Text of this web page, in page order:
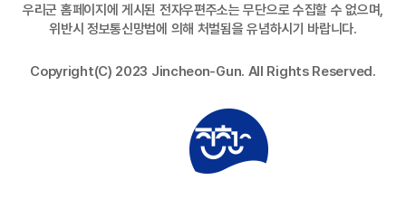
우리군 홈페이지에 게시된 전자우편주소는 무단으로 수집할 수 없으며,
위반시 정보통신망법에 의해 처벌됨을 유념하시기 바랍니다.
Copyright(C) 2023 Jincheon-Gun. All Rights Reserved.